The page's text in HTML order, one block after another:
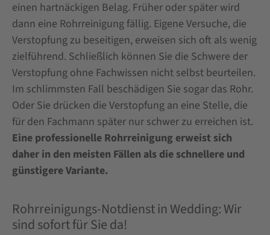
einen hartnäckigen Belag. Früher oder später wird
dann eine Rohrreinigung fällig. Eigene Versuche, die
Verstopfung zu beseitigen, erweisen sich oft als wenig
zielführend. Schließlich können Sie die Schwere der
Verstopfung ohne Fachwissen nicht selbst beurteilen.
Im schlimmsten Fall beschädigen Sie sogar das Rohr.
Oder Sie drücken die Verstopfung an eine Stelle, die
für den Fachmann später nur schwer zu erreichen ist.
Eine professionelle Rohrreinigung erweist sich
daher in den meisten Fällen als die schnellere und
günstigere Variante.
Rohrreinigungs-Notdienst in Wedding: Wir
sind sofort für Sie da!